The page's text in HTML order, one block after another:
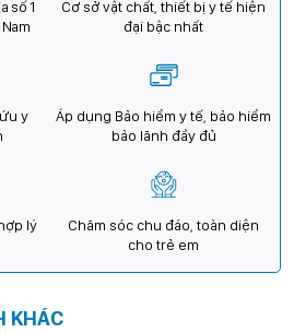
số 1
Cơ sở vật chất, thiết bị y tế hiện
đại bậc nhất
y
Áp dụng Bảo hiểm y tế, bảo hiểm
bảo lãnh đầy đủ
lý
Chăm sóc chu đáo, toàn diện
cho trẻ em
KHÁC